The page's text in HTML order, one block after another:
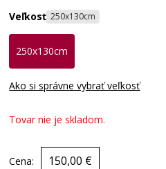
Veľkosť 250x130cm
250x130cm
Ako si správne vybrať veľkosť
Tovar nie je skladom.
Cena: 150,00 €